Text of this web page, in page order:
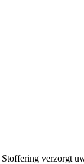
verzorgt